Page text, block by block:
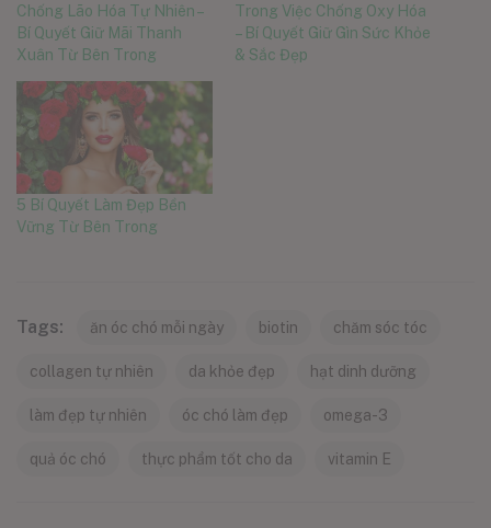
Chống Lão Hóa Tự Nhiên –
Bí Quyết Giữ Mãi Thanh
Xuân Từ Bên Trong
Trong Việc Chống Oxy Hóa
– Bí Quyết Giữ Gìn Sức Khỏe
& Sắc Đẹp
5 Bí Quyết Làm Đẹp Bền
Vững Từ Bên Trong
Tags: ăn óc chó mỗi ngày biotin chăm sóc tóc
collagen tự nhiên da khỏe đẹp hạt dinh dưỡng
làm đẹp tự nhiên óc chó làm đẹp omega-3
quả óc chó thực phẩm tốt cho da vitamin E